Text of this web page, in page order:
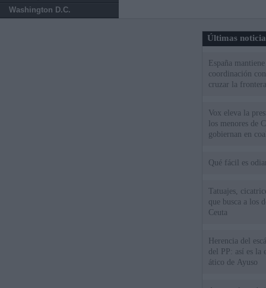
Washington D.C.
Últimas
España
coordinación
cruzar la
Vox eleva la
los menores de
gobiernan en
Qué fácil es
Tatuajes,
que busca a los
Ceuta
Herencia del
del PP: así es la
ático de Ayuso